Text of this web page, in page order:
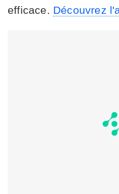
efficace. Découvrez